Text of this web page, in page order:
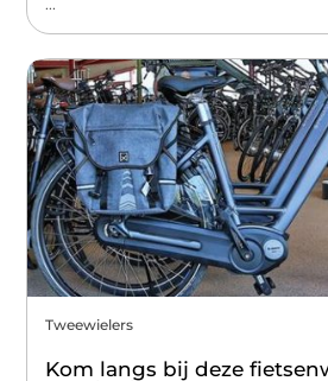
Tweewielers
Kom langs bij deze